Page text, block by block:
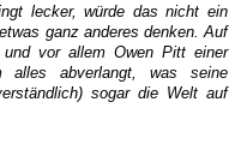
lecker, würde das nicht ein
ganz anderes denken. Auf
vor allem Owen Pitt einer
alles abverlangt, was seine
sogar die Welt auf